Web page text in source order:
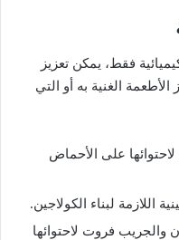
فقط، يمكن تعزيز
الغنية به أو التي
على الأحماض
اللازمة لبناء الكولاجين.
والجريب فروت لاحتوائها